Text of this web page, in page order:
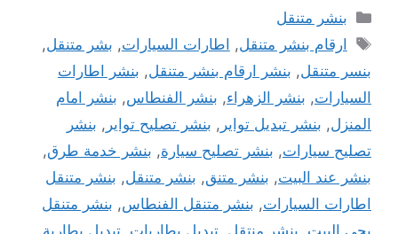
التصنيفات
بنشر متنقل
الوسوم
ارقام بنشر متنقل, اطارات السيارات, بشر متنقل,
بنسر متنقل, بنشر ارقام بنشر متنقل, بنشر اطارات
السيارات, بنشر الزهراء, بنشر الفنطاس, بنشر امام
المنزل, بنشر تبديل تواير , بنشر تصليح تواير , بنشر
تصليح سيارات, بنشر تصليح سيارة, بنشر خدمة طرق,
بنشر عند البيت, بنشر متنق, بنشر متنقل, بنشر متنقل
اطارات السيارات, بنشر متنقل الفنطاس, بنشر متنقل
يجي البيت, بنشر منتقل, تبديل بطاريات, تبديل بطارية,